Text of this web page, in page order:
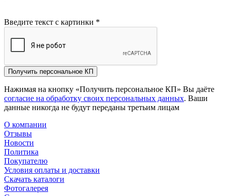
Введите текст с картинки *
Получить персональное КП
Нажимая на кнопку «Получить персональное КП» Вы даёте
согласие на обработку своих персональных данных. Ваши
данные никогда не будут переданы третьим лицам
О компании
Отзывы
Новости
Политика
Покупателю
Условия оплаты и доставки
Скачать каталоги
Фотогалерея